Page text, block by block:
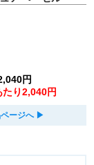
円
たり2,040円
ージへ ▶︎